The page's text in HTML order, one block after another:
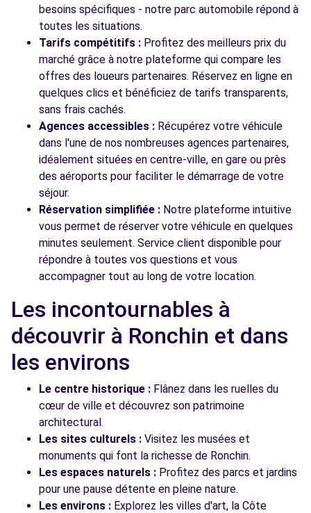
besoins spécifiques - notre parc automobile répond à
toutes les situations.
Tarifs compétitifs : Profitez des meilleurs prix du
marché grâce à notre plateforme qui compare les
offres des loueurs partenaires. Réservez en ligne en
quelques clics et bénéficiez de tarifs transparents,
sans frais cachés.
Agences accessibles : Récupérez votre véhicule
dans l'une de nos nombreuses agences partenaires,
idéalement situées en centre-ville, en gare ou près
des aéroports pour faciliter le démarrage de votre
séjour.
Réservation simplifiée : Notre plateforme intuitive
vous permet de réserver votre véhicule en quelques
minutes seulement. Service client disponible pour
répondre à toutes vos questions et vous
accompagner tout au long de votre location.
Les incontournables à
découvrir à Ronchin et dans
les environs
Le centre historique : Flânez dans les ruelles du
cœur de ville et découvrez son patrimoine
architectural.
Les sites culturels : Visitez les musées et
monuments qui font la richesse de Ronchin.
Les espaces naturels : Profitez des parcs et jardins
pour une pause détente en pleine nature.
Les environs : Explorez les villes d'art, la Côte